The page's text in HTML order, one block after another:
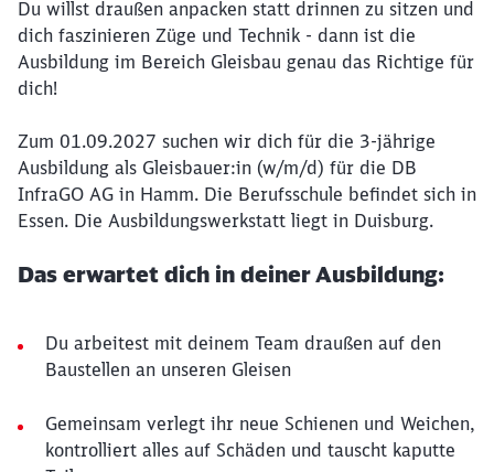
Du willst draußen anpacken statt drinnen zu sitzen und
dich faszinieren Züge und Technik - dann ist die
Ausbildung im Bereich Gleisbau genau das Richtige für
dich!
Zum 01.09.2027 suchen wir dich für die 3-jährige
Ausbildung als Gleisbauer:in (w/m/d) für die DB
InfraGO AG in Hamm. Die Berufsschule befindet sich in
Essen. Die Ausbildungswerkstatt liegt in Duisburg.
Das erwartet dich in deiner Ausbildung:
Du arbeitest mit deinem Team draußen auf den
Baustellen an unseren Gleisen
Gemeinsam verlegt ihr neue Schienen und Weichen,
kontrolliert alles auf Schäden und tauscht kaputte